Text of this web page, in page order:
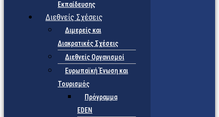
Εκπαίδευσης
Διεθνείς Σχέσεις
Διμερείς και
Διακρατικές Σχέσεις
Διεθνείς Οργανισμοί
Ευρωπαϊκή Ένωση και
Τουρισμός
Πρόγραμμα
EDEN